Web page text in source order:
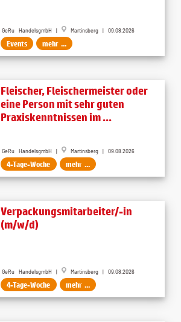
GeRu HandelsgmbH | Martinsberg | 09.08.2026
Events mehr ...
Fleischer, Fleischermeister oder
eine Person mit sehr guten
Praxiskenntnissen im ...
GeRu HandelsgmbH | Martinsberg | 09.08.2026
4-Tage-Woche mehr ...
Verpackungsmitarbeiter/-in
(m/w/d)
GeRu HandelsgmbH | Martinsberg | 09.08.2026
4-Tage-Woche mehr ...